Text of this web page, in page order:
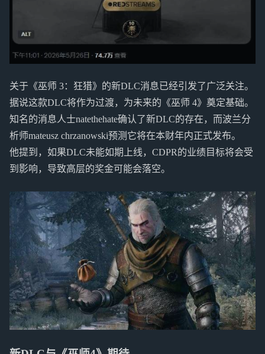
关于《巫师 3：狂猎》的新DLC消息已经引发了广泛关注。
据说这款DLC将作为过渡，为未来的《巫师 4》奠定基础。
知名的消息人士natethehate确认了新DLC的存在，而波兰分
析师mateusz chrzanowski预测它将在本财年内正式发布。
他提到，如果DLC未能如期上线，CDPR的业绩目标将会受
到影响，导致高层的奖金可能会落空。